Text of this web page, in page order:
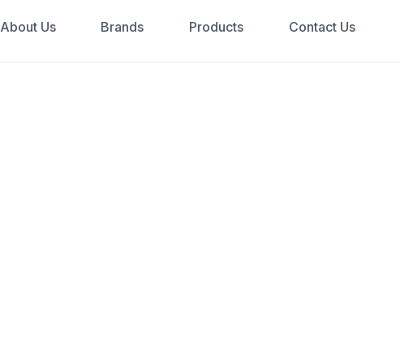
About Us Brands Products Contact Us